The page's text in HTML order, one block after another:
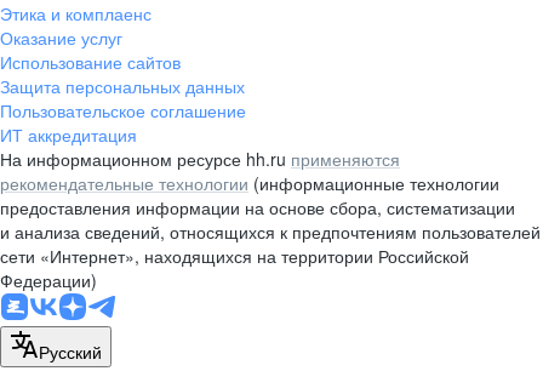
pr@rabota.by
Алматы
пр. Абая, д. 151, БЦ Алатау,
12 этаж, офис 1209
+7 727 232-13-13
pr@headhunter.com.kz
Этика и комплаенс
Оказание услуг
Использование сайтов
Защита персональных данных
Пользовательское соглашение
ИТ аккредитация
На информационном ресурсе hh.ru применяются
рекомендательные технологии (информационные технологии
предоставления информации на основе сбора, систематизации
и анализа сведений, относящихся к предпочтениям пользователей
сети «Интернет», находящихся на территории Российской
Федерации)
Русский